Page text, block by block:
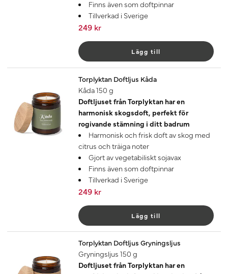
Finns även som doftpinnar
Tillverkad i Sverige
249 kr
Lägg till
Torplyktan Doftljus Kåda
Kåda 150 g
Doftljuset från Torplyktan har en
harmonisk skogsdoft, perfekt för
rogivande stämning i ditt badrum
Harmonisk och frisk doft av skog med
citrus och träiga noter
Gjort av vegetabiliskt sojavax
Finns även som doftpinnar
Tillverkad i Sverige
249 kr
Lägg till
Torplyktan Doftljus Gryningsljus
Gryningsljus 150 g
Doftljuset från Torplyktan har en